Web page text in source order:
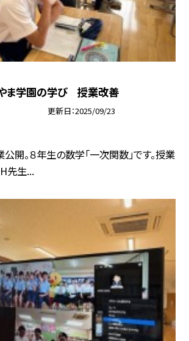
ま学園の学び 授業改善
更新日 2025/09/23
公開。８年生の数学「一次関数」です。授業
先生...